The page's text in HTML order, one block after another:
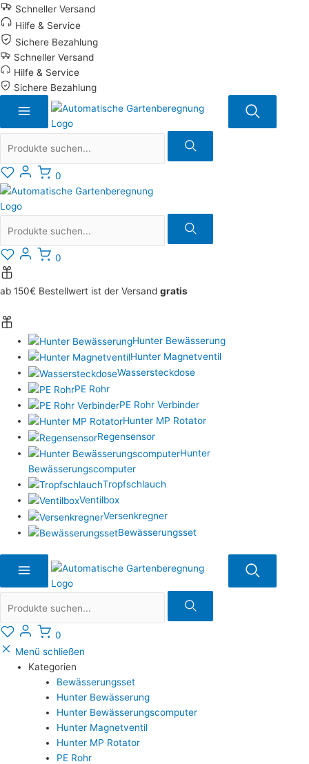
Zum
Inhalt
springen
Schneller Versand
Hilfe & Service
Sichere Bezahlung
Schneller Versand
Hilfe & Service
Sichere Bezahlung
0
0
ab 150€ Bestellwert ist der Versand gratis
Hunter Bewässerung
Hunter Magnetventil
Wassersteckdose
PE Rohr
PE Rohr Verbinder
Hunter MP Rotator
Regensensor
Hunter
Bewässerungscomputer
Tropfschlauch
Ventilbox
Versenkregner
Bewässerungsset
0
Menü schließen
Kategorien
Bewässerungsset
Hunter Bewässerung
Hunter Bewässerungscomputer
Hunter Magnetventil
Hunter MP Rotator
PE Rohr